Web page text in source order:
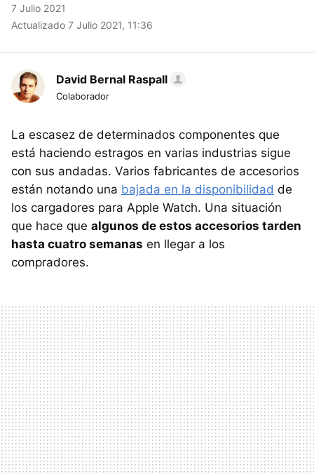
7 Julio 2021
Actualizado 7 Julio 2021, 11:36
David Bernal Raspall
Colaborador
La escasez de determinados componentes que
está haciendo estragos en varias industrias sigue
con sus andadas. Varios fabricantes de accesorios
están notando una bajada en la disponibilidad de
los cargadores para Apple Watch. Una situación
que hace que algunos de estos accesorios tarden
hasta cuatro semanas en llegar a los
compradores.